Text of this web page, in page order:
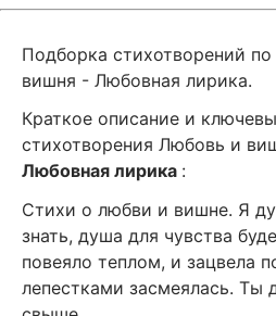
Подборка стихотворений
вишня - Любовная лирика.
Краткое описание и
стихотворения Любовь и
Любовная лирика :
Стихи о любви и вишне. Я
знать, душа для чувства
повеяло теплом, и зацвела
лепестками засмеялась. Ты